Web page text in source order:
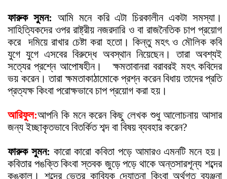
ফারুক সুমন: আমি মনে করি এটা চিরকালীন একটা সমস্যা।
সাহিত্যিকদের ওপর রাষ্ট্রীয় নজরদারি ও বা রাজনৈতিক চাপ প্রয়োগ
করে
দমিয়ে রাখার চেষ্টা করা হতো। কিন্তু মহৎও মৌলিক কবি
যুগে যুগে এসবের বিরুদ্ধে অবস্থান নিয়েছেন। তারা অবশ্যই
সত্যের প্রশ্নে আপোষহীন।
ক্ষমতাবানরা বরাবরই মহৎকবিদের
ভয় করেন। তারা ক্ষমতাকাঠামোকে প্রশ্ন করেন বিধায় তাদের প্রতি
প্রত্যক্ষ কিংবা পরোক্ষভাবে চাপ প্রয়োগ করা হয়।
আরিফুল:আপনি কি মনে করেন কিছু লেখক শুধু আলোচনায় আসার
জন্য ইচ্ছাকৃতভাবে বিতর্কিত শব্দ বা বিষয় ব্যবহার করেন?
ফারুক সুমন: কারো কারো কবিতা পড়ে আমারও এমনটি মনে হয়।
কবিতার পঙক্তি কিংবা স্তবক জুড়ে পড়ে থাকে অন্তসারশূন্য শব্দের
কঙ্কাল। শব্দের ভেতর কাব্যিক দ্যোতনা কিংবা অর্থগত ব্যঞ্জনা